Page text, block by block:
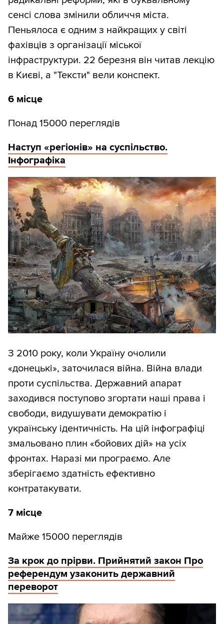
сенсі слова змінили обличчя міста.
Пеньялоса є одним з найкращих у світі
фахівців з організації міської
інфраструктури. 22 березня він читав лекцію
в Києві, а "Тексти" вели конспект.
6 місце
Понад 15000 переглядів
Наступ «регіонів» на суспільство.
Інфографіка
З 2010 року, коли Україну очолили
«донецькі», заточилася війна. Війна влади
проти суспільства. Державний апарат
заходився поступово згортати наші права і
свободи, видушувати демократію і
українську ідентичність. На цій інфографіці
змальовано плин «бойових дій» на усіх
фронтах. Наразі ми програємо. Але
зберігаємо здатність ефективно
контратакувати.
7 місце
Майже 15000 переглядів
За крок до прірви. Прийнятий закон Про
референдум узаконить державний
переворот